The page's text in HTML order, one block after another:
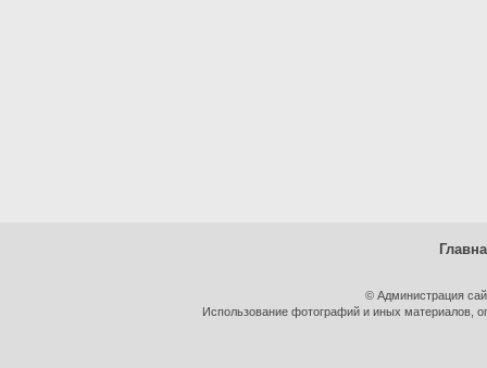
© Администрация
Использование фотографий и иных материалов,